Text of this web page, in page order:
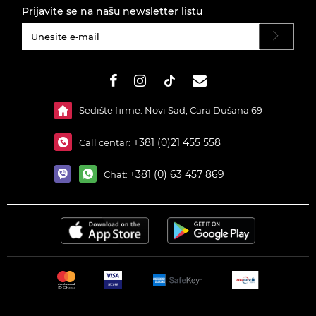
Prijavite se na našu newsletter listu
Sedište firme: Novi Sad, Cara Dušana 69
Call centar: +381 (0)21 455 558
Chat: +381 (0) 63 457 869